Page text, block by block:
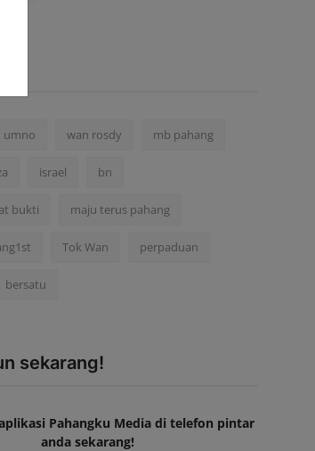
umno wan rosdy mb pahang
israel bn
bukti maju terus pahang
Tok Wan perpaduan
bersatu
sekarang!
Pahangku Media di telefon pintar
anda sekarang!